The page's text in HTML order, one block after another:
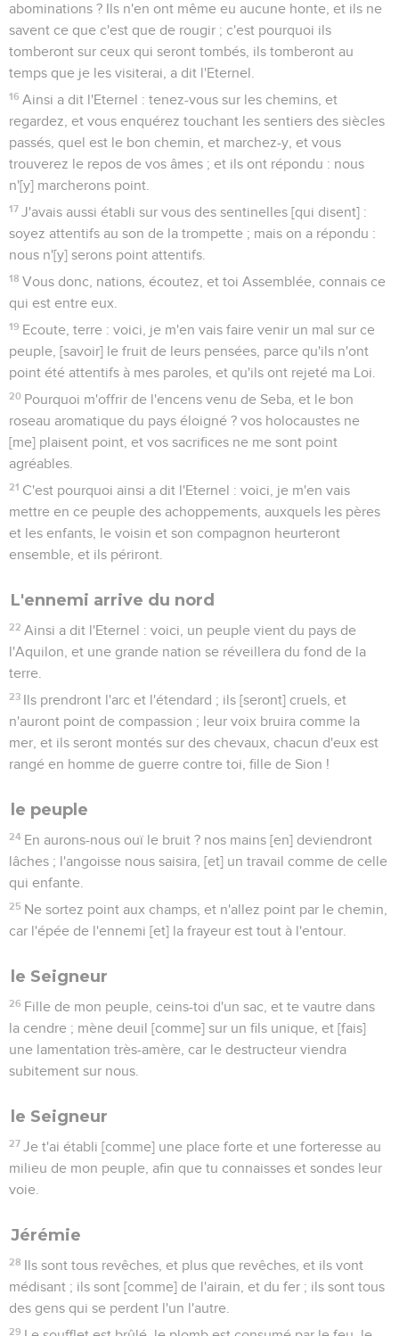
abominations ? Ils n'en ont même eu aucune honte, et ils ne
savent ce que c'est que de rougir ; c'est pourquoi ils
tomberont sur ceux qui seront tombés, ils tomberont au
temps que je les visiterai, a dit l'Eternel.
16 Ainsi a dit l'Eternel : tenez-vous sur les chemins, et
regardez, et vous enquérez touchant les sentiers des siècles
passés, quel est le bon chemin, et marchez-y, et vous
trouverez le repos de vos âmes ; et ils ont répondu : nous
n'[y] marcherons point.
17 J'avais aussi établi sur vous des sentinelles [qui disent] :
soyez attentifs au son de la trompette ; mais on a répondu :
nous n'[y] serons point attentifs.
18 Vous donc, nations, écoutez, et toi Assemblée, connais ce
qui est entre eux.
19 Ecoute, terre : voici, je m'en vais faire venir un mal sur ce
peuple, [savoir] le fruit de leurs pensées, parce qu'ils n'ont
point été attentifs à mes paroles, et qu'ils ont rejeté ma Loi.
20 Pourquoi m'offrir de l'encens venu de Seba, et le bon
roseau aromatique du pays éloigné ? vos holocaustes ne
[me] plaisent point, et vos sacrifices ne me sont point
agréables.
21 C'est pourquoi ainsi a dit l'Eternel : voici, je m'en vais
mettre en ce peuple des achoppements, auxquels les pères
et les enfants, le voisin et son compagnon heurteront
ensemble, et ils périront.
L'ennemi arrive du nord
22 Ainsi a dit l'Eternel : voici, un peuple vient du pays de
l'Aquilon, et une grande nation se réveillera du fond de la
terre.
23 Ils prendront l'arc et l'étendard ; ils [seront] cruels, et
n'auront point de compassion ; leur voix bruira comme la
mer, et ils seront montés sur des chevaux, chacun d'eux est
rangé en homme de guerre contre toi, fille de Sion !
le peuple
24 En aurons-nous ouï le bruit ? nos mains [en] deviendront
lâches ; l'angoisse nous saisira, [et] un travail comme de celle
qui enfante.
25 Ne sortez point aux champs, et n'allez point par le chemin,
car l'épée de l'ennemi [et] la frayeur est tout à l'entour.
le Seigneur
26 Fille de mon peuple, ceins-toi d'un sac, et te vautre dans
la cendre ; mène deuil [comme] sur un fils unique, et [fais]
une lamentation très-amère, car le destructeur viendra
subitement sur nous.
le Seigneur
27 Je t'ai établi [comme] une place forte et une forteresse au
milieu de mon peuple, afin que tu connaisses et sondes leur
voie.
Jérémie
28 Ils sont tous revêches, et plus que revêches, et ils vont
médisant ; ils sont [comme] de l'airain, et du fer ; ils sont tous
des gens qui se perdent l'un l'autre.
29